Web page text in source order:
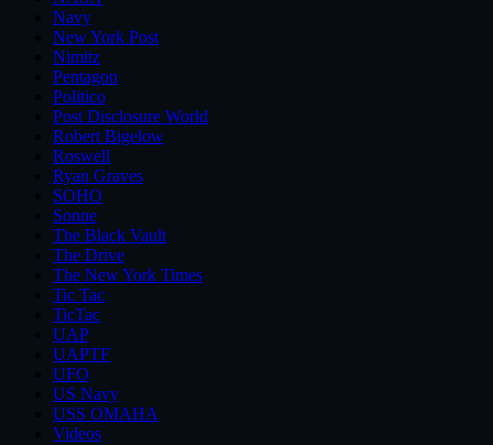
Navy
New York Post
Nimitz
Pentagon
Politico
Post Disclosure World
Robert Bigelow
Roswell
Ryan Graves
SOHO
Sonne
The Black Vault
The Drive
The New York Times
Tic Tac
TicTac
UAP
UAPTF
UFO
US Navy
USS OMAHA
Videos